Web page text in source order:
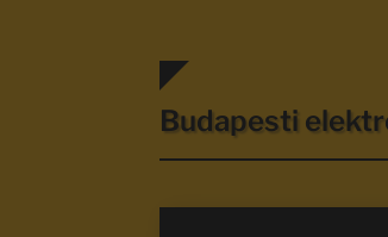
Budapesti